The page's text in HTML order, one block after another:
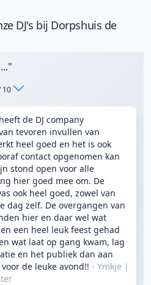
DJ's bij Dorpshuis de
10
de DJ company
tevoren invullen van
heel goed en het is ook
contact opgenomen kan
stond open voor alle
hier goed mee om. De
ook heel goed, zowel van
dag zelf. De overgangen van
hier en daar wel wat
een heel leuk feest gehad
wat laat op gang kwam, lag
en het publiek dan aan
de leuke avond!! - Ymkje |